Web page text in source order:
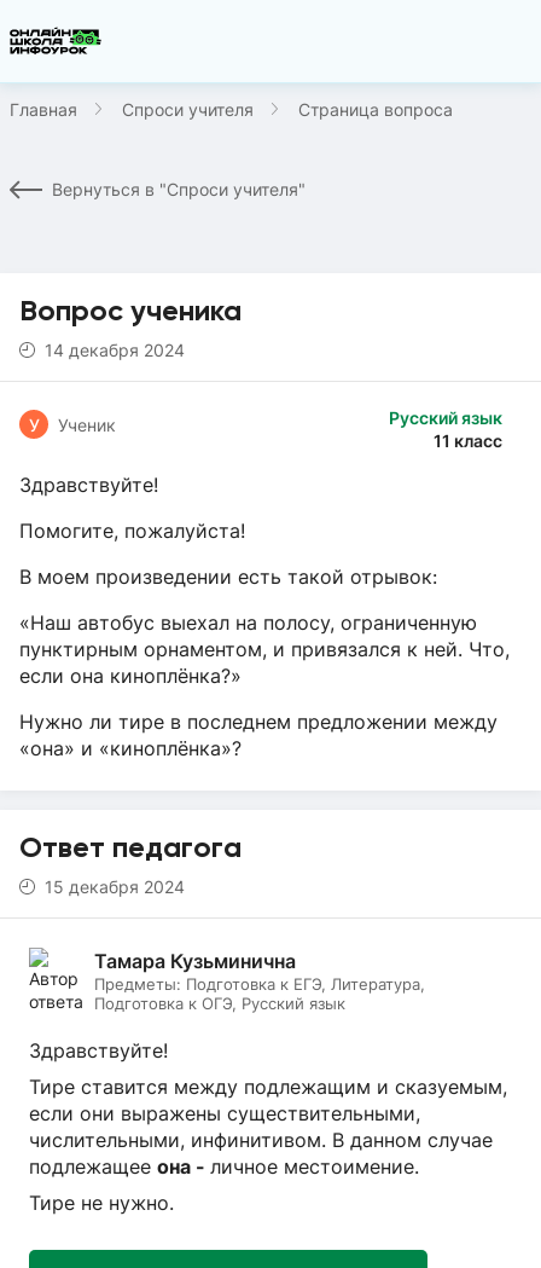
Главная Спроси учителя Страница вопроса
Вернуться в "Спроси учителя"
Вопрос ученика
14 декабря 2024
Русский язык
11 класс
У Ученик
Здравствуйте!
Помогите, пожалуйста!
В моем произведении есть такой отрывок:
«Наш автобус выехал на полосу, ограниченную
пунктирным орнаментом, и привязался к ней. Что,
если она киноплёнка?»
Нужно ли тире в последнем предложении между
«она» и «киноплёнка»?
Ответ педагога
15 декабря 2024
Тамара Кузьминична
Предметы: Подготовка к ЕГЭ, Литература,
Подготовка к ОГЭ, Русский язык
Здравствуйте!
Тире ставится между подлежащим и сказуемым,
если они выражены существительными,
числительными, инфинитивом. В данном случае
подлежащее она - личное местоимение.
Тире не нужно.